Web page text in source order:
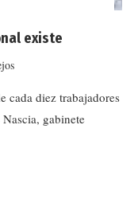
existe
cada diez trabajadores
gabinete